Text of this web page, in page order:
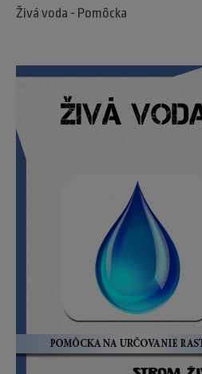
Živá voda - Pomôcka